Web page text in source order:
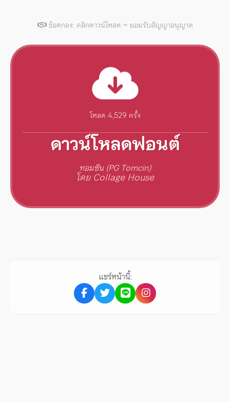
ข้อตกลง: คลิกดาวน์โหลด = ยอมรับสัญญาอนุญาต
โหลด 4,529 ครั้ง
ดาวน์โหลดฟอนต์
ทอมซิน (PG Tomcin)
โดย Collage House
แชร์หน้านี้: